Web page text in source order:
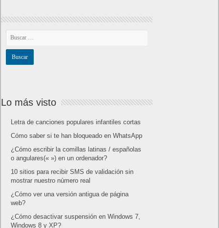
Lo más visto
Letra de canciones populares infantiles cortas
Cómo saber si te han bloqueado en WhatsApp
¿Cómo escribir la comillas latinas / españolas
o angulares(« ») en un ordenador?
10 sitios para recibir SMS de validación sin
mostrar nuestro número real
¿Cómo ver una versión antigua de página
web?
¿Cómo desactivar suspensión en Windows 7,
Windows 8 y XP?